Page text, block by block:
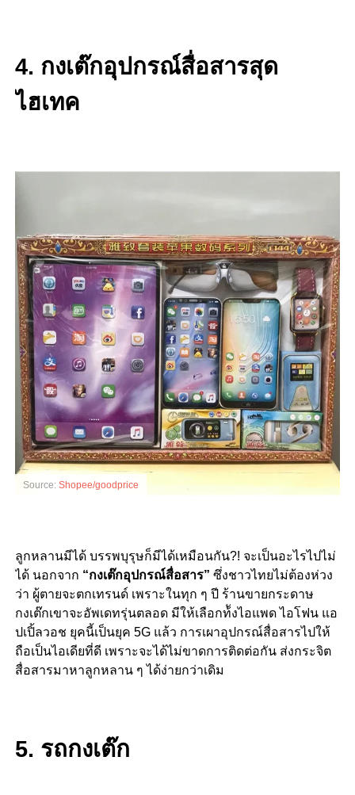
4. กงเต๊กอุปกรณ์สื่อสารสุด
ไฮเทค
Source: Shopee/goodprice
ลูกหลานมีได้ บรรพบุรุษก็มีได้เหมือนกัน?! จะเป็นอะไรไปไม่
ได้ นอกจาก “กงเต๊กอุปกรณ์สื่อสาร” ซึ่งชาวไทยไม่ต้องห่วง
ว่า ผู้ตายจะตกเทรนด์ เพราะในทุก ๆ ปี ร้านขายกระดาษ
กงเต๊กเขาจะอัพเดทรุ่นตลอด มีให้เลือกท้ังไอแพด ไอโฟน แอ
ปเปิ้ลวอช ยุคนี้เป็นยุค 5G แล้ว การเผาอุปกรณ์สื่อสารไปให้
ถือเป็นไอเดียที่ดี เพราะจะได้ไม่ขาดการติดต่อกัน ส่งกระจิต
สื่อสารมาหาลูกหลาน ๆ ได้ง่ายกว่าเดิม
5. รถกงเต๊ก